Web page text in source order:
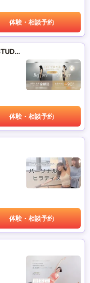
体験・相談予約
ピラティススタジオ デップ (PILATESSTUDIO DEP)
体験・相談予約
体験・相談予約